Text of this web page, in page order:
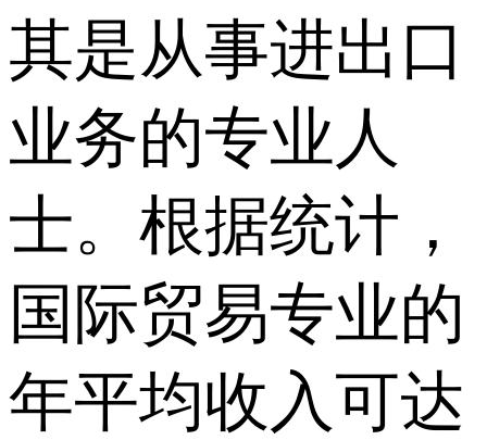
其是从事进出口
业务的专业人
士。根据统计，
国际贸易专业的
年平均收入可达